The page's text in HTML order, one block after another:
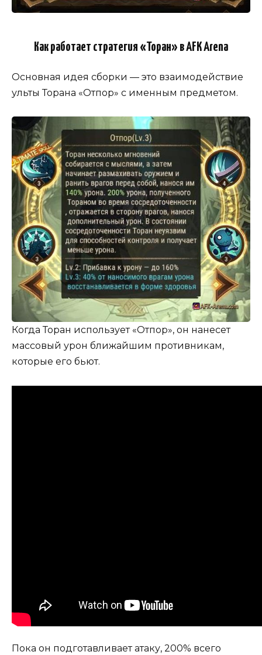
Как работает стратегия «Торан» в AFK Arena
Основная идея сборки — это взаимодействие
ульты Торана «Отпор» с именным предметом.
Когда Торан использует «Отпор», он нанесет
массовый урон ближайшим противникам,
которые его бьют.
Пока он подготавливает атаку, 200% всего